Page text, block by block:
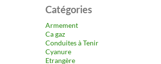
Catégories
Armement
Ca gaz
Conduites à Tenir
Cyanure
Etrangère